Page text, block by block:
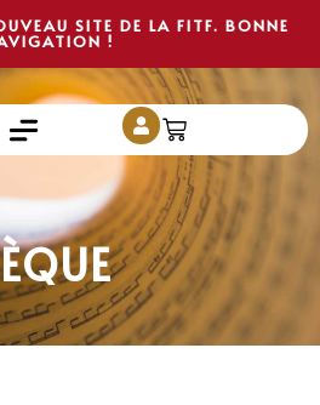
SITE DE LA FITF. BONNE
!